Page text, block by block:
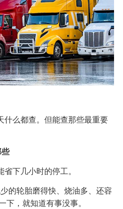
什么都查。但能查那些最重要
下几小时的停工。
的轮胎磨得快、烧油多、还容
下，就知道有事没事。